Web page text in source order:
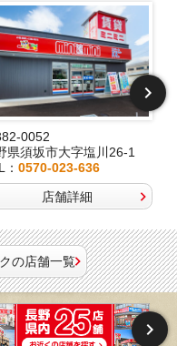
0052
県須坂市大字塩川26-1
：0570-023-636
店舗詳細
の店舗一覧